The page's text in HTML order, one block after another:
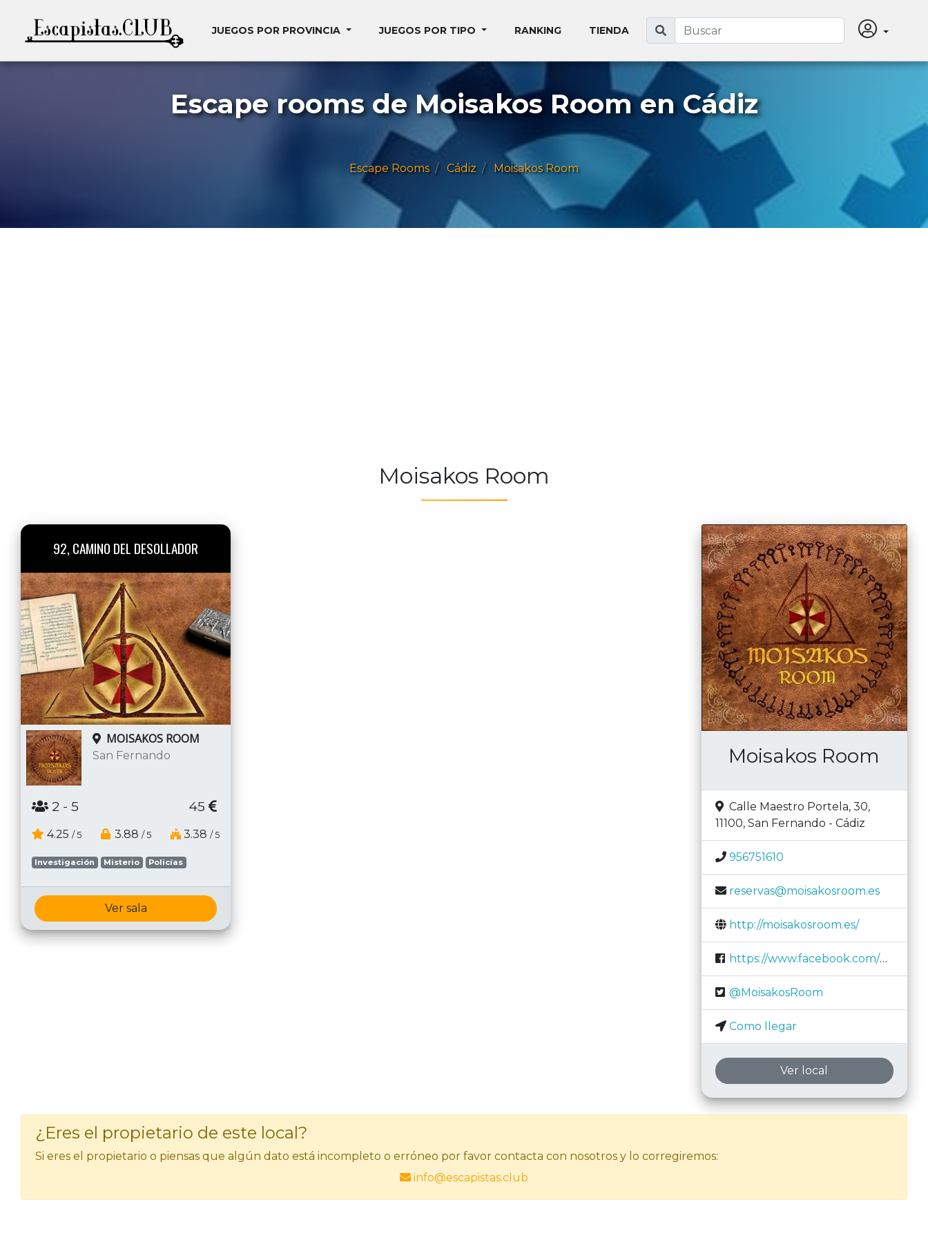
JUEGOS POR PROVINCIA JUEGOS POR TIPO RANKING TIENDA
Escape rooms de Moisakos Room en Cádiz
Escape Rooms Cádiz Moisakos Room
Moisakos Room
Moisakos Room
Calle Maestro Portela, 30,
11100, San Fernando - Cádiz
956751610
reservas@moisakosroom.es
http://moisakosroom.es/
https://www.facebook.com/MoisakosRoom/
@MoisakosRoom
Como llegar
Ver local
92, CAMINO DEL DESOLLADOR
MOISAKOS ROOM
San Fernando
2 - 5 45
4.25 / 5 3.88 / 5 3.38 / 5
Investigación Misterio Policías
Ver sala
¿Eres el propietario de este local?
Si eres el propietario o piensas que algún dato está incompleto o erróneo por favor contacta con nosotros y lo corregiremos:
info@escapistas.club